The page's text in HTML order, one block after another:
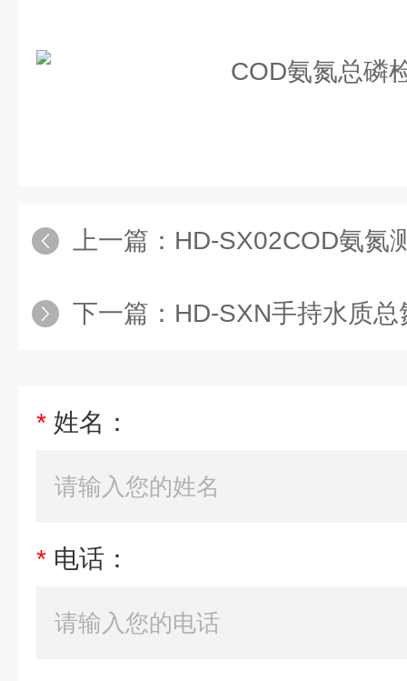
上一篇： HD-SX02COD氨氮
下一篇： HD-SXN手持水质总
* 姓名：
* 电话：